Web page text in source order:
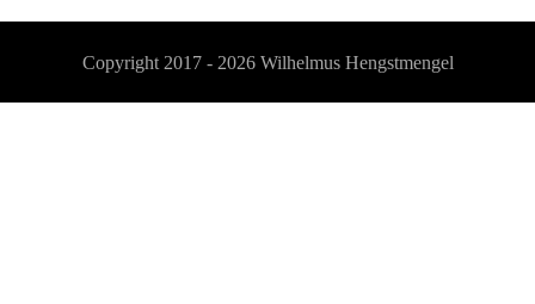
Copyright 2017 - 2026 Wilhelmus Hengstmengel